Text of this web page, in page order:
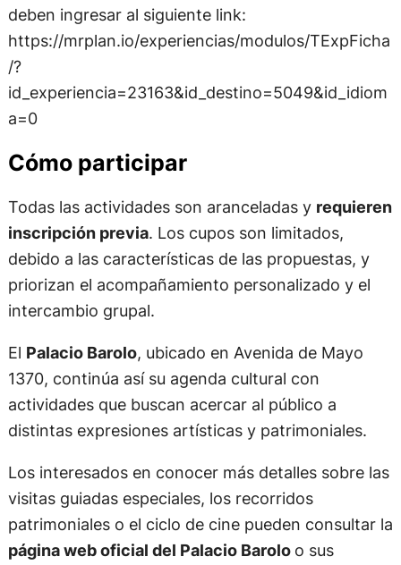
deben ingresar al siguiente link:
https://mrplan.io/experiencias/modulos/TExpFicha
/?
id_experiencia=23163&id_destino=5049&id_idiom
a=0
Cómo participar
Todas las actividades son aranceladas y requieren
inscripción previa. Los cupos son limitados,
debido a las características de las propuestas, y
priorizan el acompañamiento personalizado y el
intercambio grupal.
El Palacio Barolo, ubicado en Avenida de Mayo
1370, continúa así su agenda cultural con
actividades que buscan acercar al público a
distintas expresiones artísticas y patrimoniales.
Los interesados en conocer más detalles sobre las
visitas guiadas especiales, los recorridos
patrimoniales o el ciclo de cine pueden consultar la
página web oficial del Palacio Barolo o sus